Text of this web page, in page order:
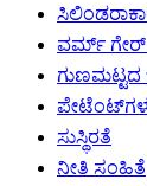
ವರ್ಮ್
ಸುಸ್ಥಿರತೆ
ನೀತಿ ಸಂಹಿತೆ